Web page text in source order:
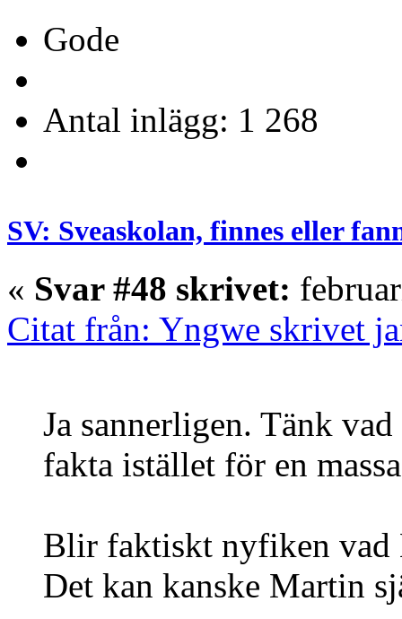
Gode
Antal inlägg: 1 268
SV: Sveaskolan, finnes eller
« Svar #48 skrivet:
Citat från: Yngwe skrivet
Ja sannerligen. Tänk
fakta istället för en
Blir faktiskt nyfiken vad
Det kan kanske Martin